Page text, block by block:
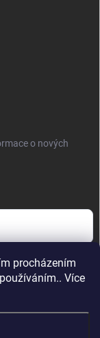
procházením
Více
o nových
osobních údajů